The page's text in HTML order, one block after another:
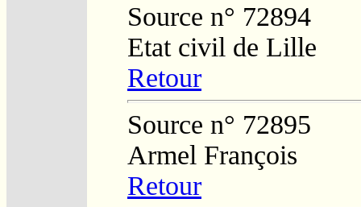
Source n° 72894
Etat civil de Lille
Retour
Source n° 72895
Armel François
Retour